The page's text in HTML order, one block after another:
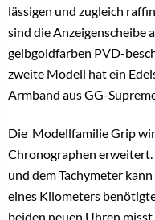
lässigen und zugleich
sind die Anzeigenscheibe
gelbgoldfarben PVD-
zweite Modell hat ein
Armband aus GG-
Die Modellfamilie Grip
Chronographen
und dem Tachymeter
eines Kilometers
beiden neuen Uhren